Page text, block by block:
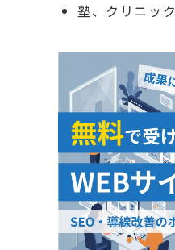
塾、クリニッ